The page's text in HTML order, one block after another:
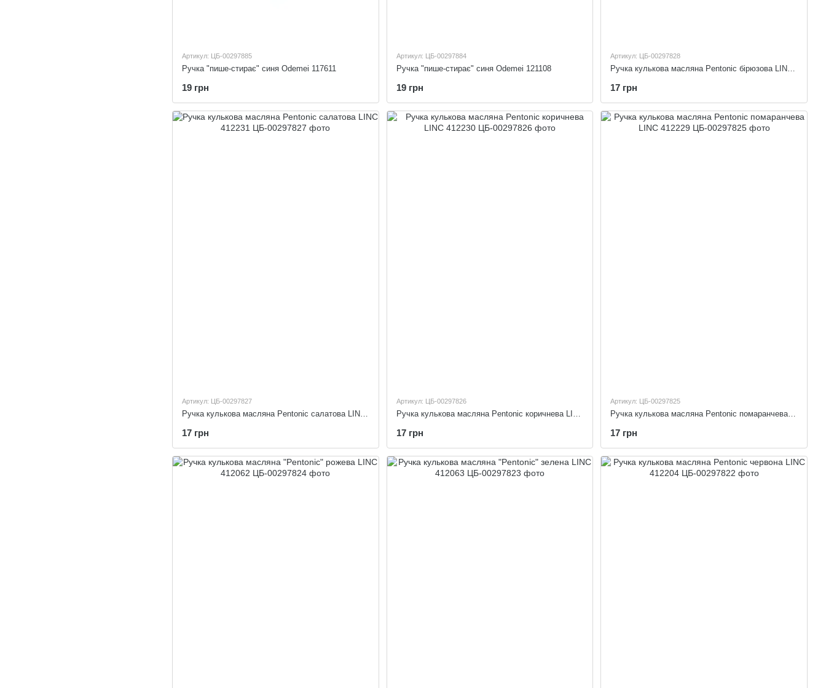
Артикул: ЦБ-00297885
Ручка "пише-стирає" синя Odemei 117611
19 грн
Артикул: ЦБ-00297884
Ручка "пише-стирає" синя Odemei 121108
19 грн
Артикул: ЦБ-00297828
Ручка кулькова масляна Pentonic бірюзова LINC 412232
17 грн
Артикул: ЦБ-00297827
17 грн
Артикул: ЦБ-00297826
17 грн
Артикул: ЦБ-00297825
17 грн